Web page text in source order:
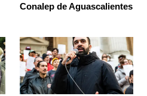
Conalep de Aguascalientes